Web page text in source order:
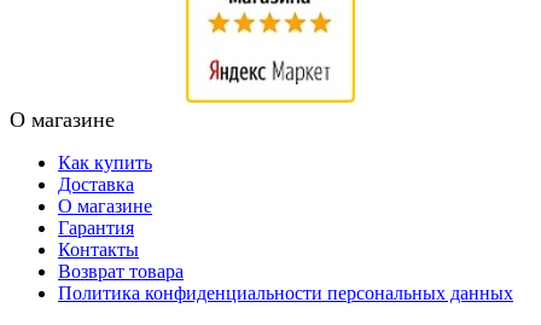
О магазине
Как купить
Доставка
О магазине
Гарантия
Контакты
Возврат товара
Политика конфиденциальности персональных данных